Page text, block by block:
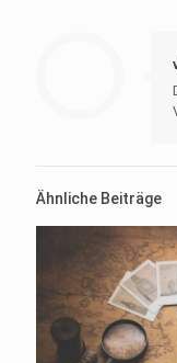
Ähnliche Beiträge